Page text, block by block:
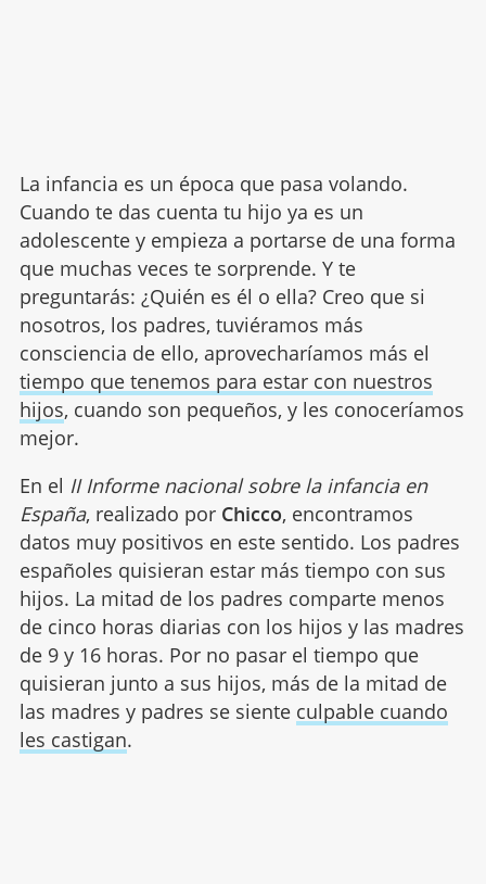
La infancia es un época que pasa volando.
Cuando te das cuenta tu hijo ya es un
adolescente y empieza a portarse de una forma
que muchas veces te sorprende. Y te
preguntarás: ¿Quién es él o ella? Creo que si
nosotros, los padres, tuviéramos más
consciencia de ello, aprovecharíamos más el
tiempo que tenemos para estar con nuestros
hijos, cuando son pequeños, y les conoceríamos
mejor.
En el II Informe nacional sobre la infancia en
España, realizado por Chicco, encontramos
datos muy positivos en este sentido. Los padres
españoles quisieran estar más tiempo con sus
hijos. La mitad de los padres comparte menos
de cinco horas diarias con los hijos y las madres
de 9 y 16 horas. Por no pasar el tiempo que
quisieran junto a sus hijos, más de la mitad de
las madres y padres se siente culpable cuando
les castigan.